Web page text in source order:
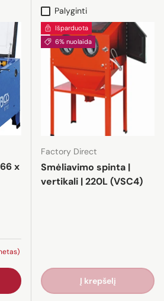
x
Palyginti
Išparduota
6% nuolaida
Factory Direct
Smėliavimo spinta |
vertikali | 220L (VSC4)
Į krepšelį